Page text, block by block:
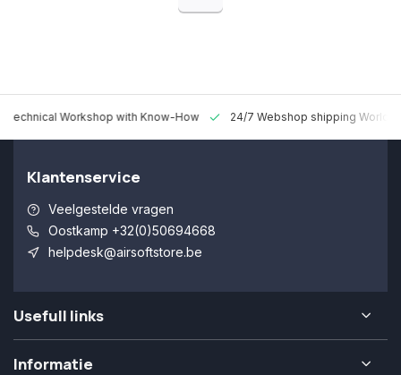
Technical Workshop with Know-How 24/7 Webshop shipping
Klantenservice
Veelgestelde vragen
Oostkamp +32(0)50694668
helpdesk@airsoftstore.be
Usefull links
Informatie